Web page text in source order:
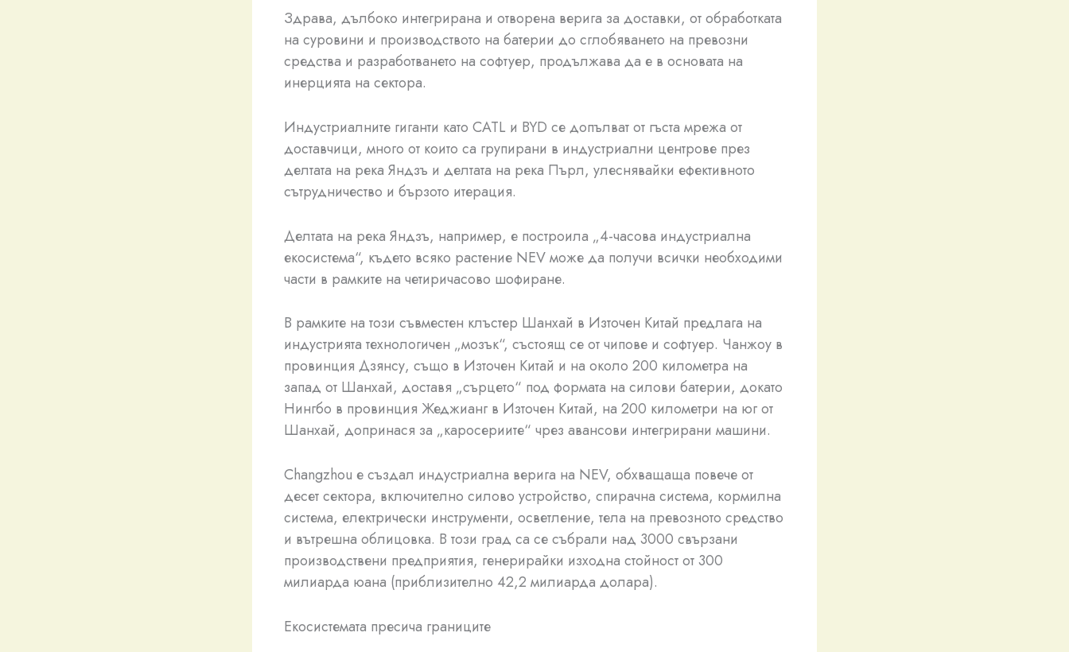
Здрава, дълбоко интегрирана и отворена верига за доставки, от обработката
на суровини и производството на батерии до сглобяването на превозни
средства и разработването на софтуер, продължава да е в основата на
инерцията на сектора.
Индустриалните гиганти като CATL и BYD се допълват от гъста мрежа от
доставчици, много от които са групирани в индустриални центрове през
делтата на река Яндзъ и делтата на река Пърл, улеснявайки ефективното
сътрудничество и бързото итерация.
Делтата на река Яндзъ, например, е построила „4-часова индустриална
екосистема“, където всяко растение NEV може да получи всички необходими
части в рамките на четиричасово шофиране.
В рамките на този съвместен клъстер Шанхай в Източен Китай предлага на
индустрията технологичен „мозък“, състоящ се от чипове и софтуер. Чанжоу в
провинция Дзянсу, също в Източен Китай и на около 200 километра на
запад от Шанхай, доставя „сърцето“ под формата на силови батерии, докато
Нингбо в провинция Жеджианг в Източен Китай, на 200 километри на юг от
Шанхай, допринася за „каросериите“ чрез авансови интегрирани машини.
Changzhou е създал индустриална верига на NEV, обхващаща повече от
десет сектора, включително силово устройство, спирачна система, кормилна
система, електрически инструменти, осветление, тела на превозното средство
и вътрешна облицовка. В този град са се събрали над 3000 свързани
производствени предприятия, генерирайки изходна стойност от 300
милиарда юана (приблизително 42,2 милиарда долара).
Екосистемата пресича границите